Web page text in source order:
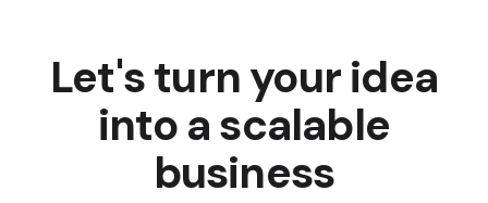
Let's turn your idea
into a scalable
business